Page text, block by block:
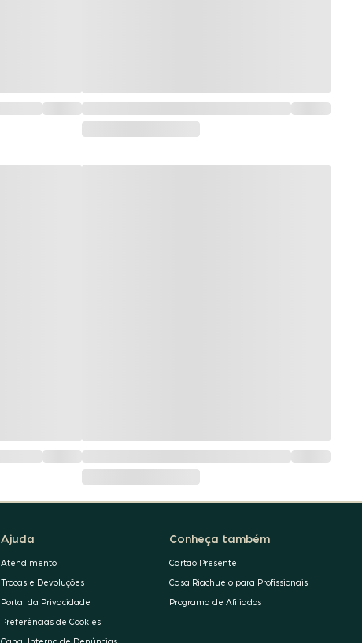
Ajuda
Atendimento
Trocas e Devoluções
Portal da Privacidade
Preferências de Cookies
Conheça também
Cartão Presente
Casa Riachuelo para Profissionais
Programa de Afiliados